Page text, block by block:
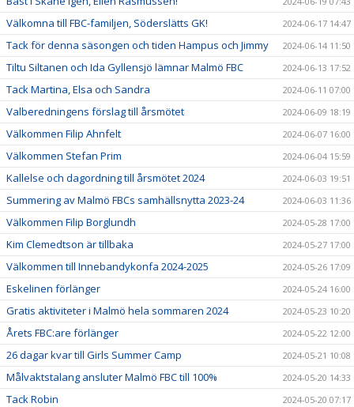
Välkomna till FBC-familjen, Söderslätts GK! 2024-06-17 14:47
Tack för denna säsongen och tiden Hampus och Jimmy 2024-06-14 11:50
Tiltu Siltanen och Ida Gyllensjö lämnar Malmö FBC 2024-06-13 17:52
Tack Martina, Elsa och Sandra 2024-06-11 07:00
Valberedningens förslag till årsmötet 2024-06-09 18:19
Välkommen Filip Ahnfelt 2024-06-07 16:00
Välkommen Stefan Prim 2024-06-04 15:59
Kallelse och dagordning till årsmötet 2024 2024-06-03 19:51
Summering av Malmö FBCs samhällsnytta 2023-24 2024-06-03 11:36
Välkommen Filip Borglundh 2024-05-28 17:00
Kim Clemedtson är tillbaka 2024-05-27 17:00
Välkommen till Innebandykonfa 2024-2025 2024-05-26 17:09
Eskelinen förlänger 2024-05-24 16:00
Gratis aktiviteter i Malmö hela sommaren 2024 2024-05-23 10:20
Årets FBC:are förlänger 2024-05-22 12:00
26 dagar kvar till Girls Summer Camp 2024-05-21 10:08
Målvaktstalang ansluter Malmö FBC till 100% 2024-05-20 14:33
Tack Robin 2024-05-20 07:17